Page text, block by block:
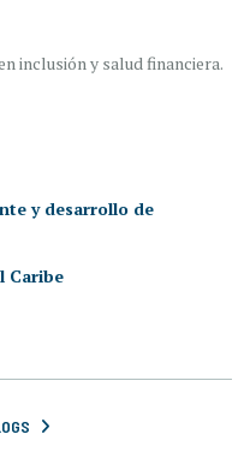
inclusión y salud financiera.
y desarrollo de
Caribe